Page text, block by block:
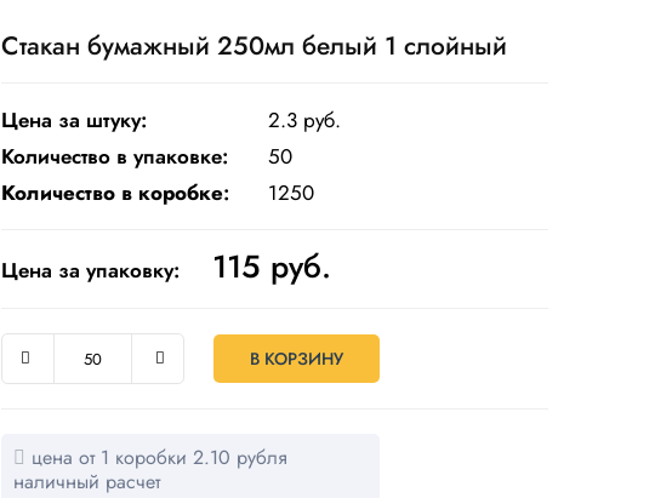
Стакан бумажный 250мл белый 1 слойный
Цена за штуку:
2.3 руб.
Количество в упаковке:
50
Количество в коробке: 1250
Цена за упаковку: 115 руб.
В КОРЗИНУ
цена от 1 коробки 2.10 рубля
наличный расчет